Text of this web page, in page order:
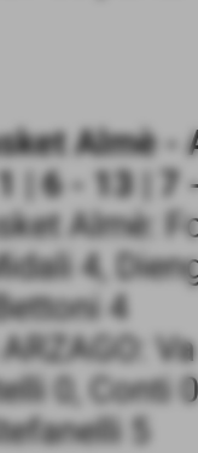
Almè -
| 6 - 13 | 7
Almè:
4,
4
0,
5